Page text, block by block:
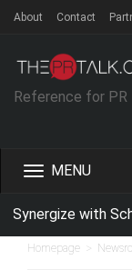
About Contact
Reference for PR
Toggle
with
Homepage